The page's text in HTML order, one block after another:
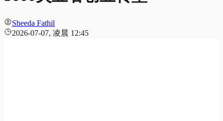
Sheeda Fathil
2026-07-07, 凌晨 12:45